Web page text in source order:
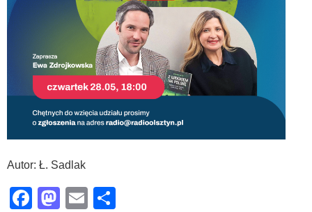
Autor: Ł. Sadlak
Facebook
Mastodon
Email